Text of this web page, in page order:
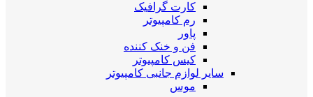
کارت گرافیک
رم کامپیوتر
پاور
فن و خنک کننده
کیس کامپیوتر
سایر لوازم جانبی کامپیوتر
موس